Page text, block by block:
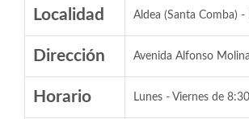
Localidad Aldea (Santa Comba) -
Dirección Avenida Alfonso
Horario Lunes - Viernes de